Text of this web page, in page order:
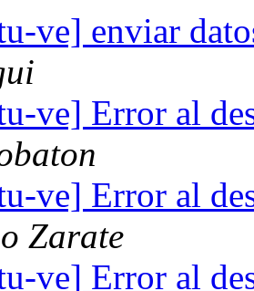
ve] enviar
ve] Error al
ve] Error al
Zarate
ve] Error al